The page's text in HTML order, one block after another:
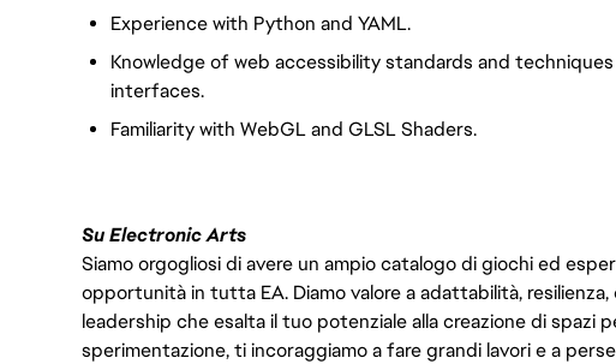
Experience with Python and YAML.
Knowledge of web accessibility standards and
interfaces.
Familiarity with WebGL and GLSL Shaders.
Su Electronic Arts
Siamo orgogliosi di avere un ampio catalogo di giochi ed
opportunità in tutta EA. Diamo valore a adattabilità,
leadership che esalta il tuo potenziale alla creazione di spazi
sperimentazione, ti incoraggiamo a fare grandi lavori e a